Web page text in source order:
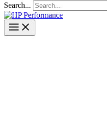
Search...